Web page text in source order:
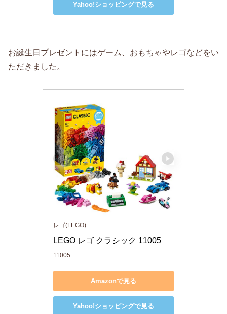
Yahoo!ショッピングで見る
お誕生日プレゼントにはゲーム、おもちゃやレゴなどをい
ただきました。
レゴ(LEGO)
LEGO レゴ クラシック 11005
11005
Amazonで見る
Yahoo!ショッピングで見る